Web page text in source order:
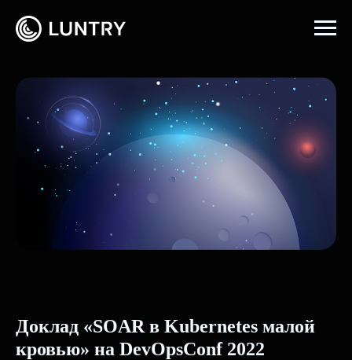
Главная → События
Доклад «SOAR в Kubernetes малой
кровью» на DevOpsConf 2022